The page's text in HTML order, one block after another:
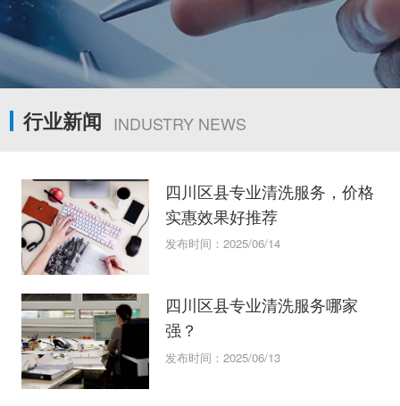
行业新闻 INDUSTRY NEWS
四川区县专业清洗服务，价格
实惠效果好推荐
发布时间：2025/06/14
四川区县专业清洗服务哪家
强？
发布时间：2025/06/13